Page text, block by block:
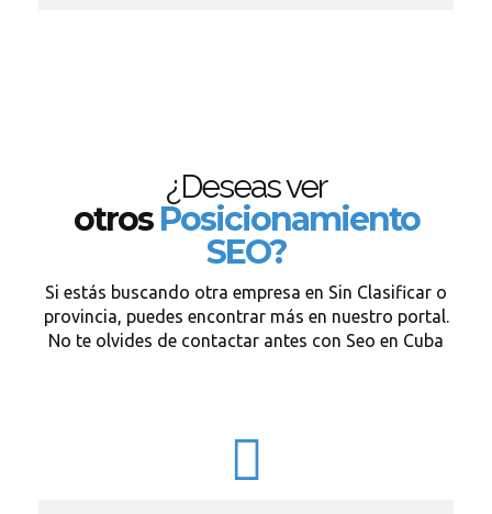
¿Deseas ver
otrosPosicionamiento
SEO?
Si estás buscando otra empresa en Sin Clasificar o
provincia, puedes encontrar más en nuestro portal.
No te olvides de contactar antes con Seo en Cuba